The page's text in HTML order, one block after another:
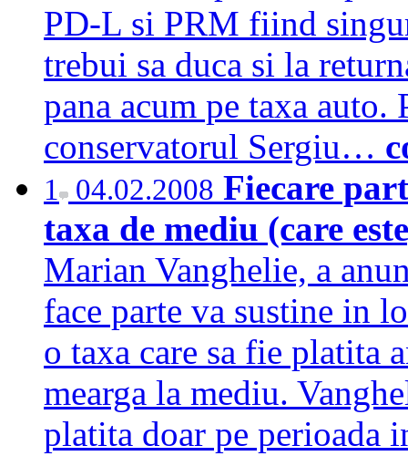
PD-L si PRM fiind
trebui sa duca si la
pana acum pe taxa
conservatorul Sergiu…
1 04.02.2008 Fiecare
taxa de mediu (care
Marian Vanghelie, a
face parte va sustine in
o taxa care sa fie platita
mearga la mediu.
platita doar pe perioada